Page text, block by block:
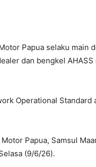
Papua selaku main
dan bengkel
Operational Standard
Papua, Samsul
(9/6/26).